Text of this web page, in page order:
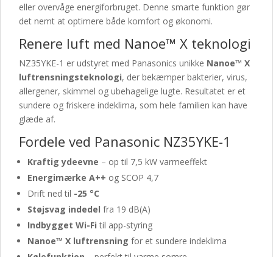
eller overvåge energiforbruget. Denne smarte funktion gør
det nemt at optimere både komfort og økonomi.
Renere luft med Nanoe™ X teknologi
NZ35YKE-1 er udstyret med Panasonics unikke Nanoe™ X
luftrensningsteknologi, der bekæmper bakterier, virus,
allergener, skimmel og ubehagelige lugte. Resultatet er et
sundere og friskere indeklima, som hele familien kan have
glæde af.
Fordele ved Panasonic NZ35YKE-1
Kraftig ydeevne – op til 7,5 kW varmeeffekt
Energimærke A++ og SCOP 4,7
Drift ned til -25 °C
Støjsvag indedel fra 19 dB(A)
Indbygget Wi-Fi til app-styring
Nanoe™ X luftrensning for et sundere indeklima